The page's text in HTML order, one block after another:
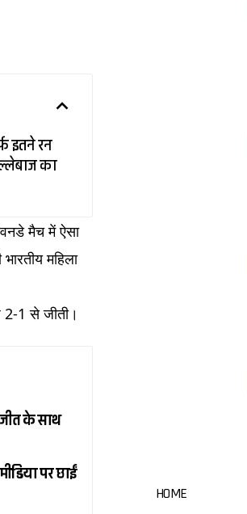
इतने रन
का
वनडे मैच में ऐसा
महिला
2-1 से जीती।
जीत के साथ
पर छाईं
HOME